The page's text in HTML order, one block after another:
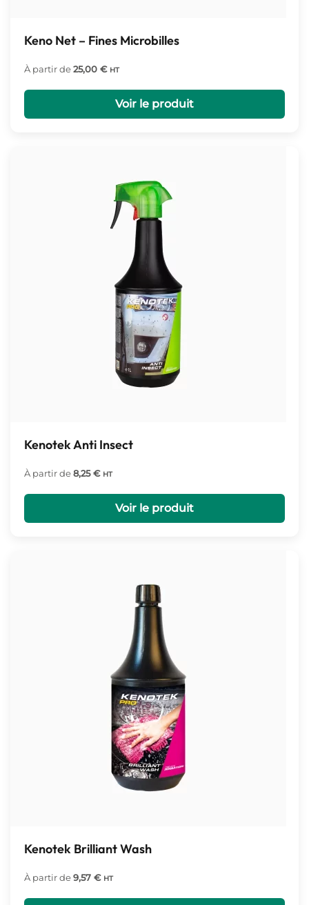
Keno Net – Fines Microbilles
À partir de25,00 € HT
Voir le produit
Kenotek Anti Insect
À partir de8,25€ HT
Voir le produit
Kenotek Brilliant Wash
À partir de9,57 € HT